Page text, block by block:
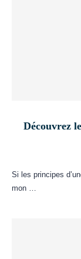
Découvrez
Si les principes
mon …